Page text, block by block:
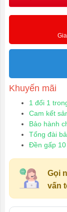
Khuyến mãi
1 đổi 1
Cam kết
Bảo hành
Tổng đài
Đền gấp
Gọi
vấn